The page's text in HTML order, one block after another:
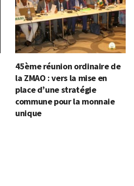
45ème réunion ordinaire de
la ZMAO : vers la mise en
place d’une stratégie
commune pour la monnaie
unique